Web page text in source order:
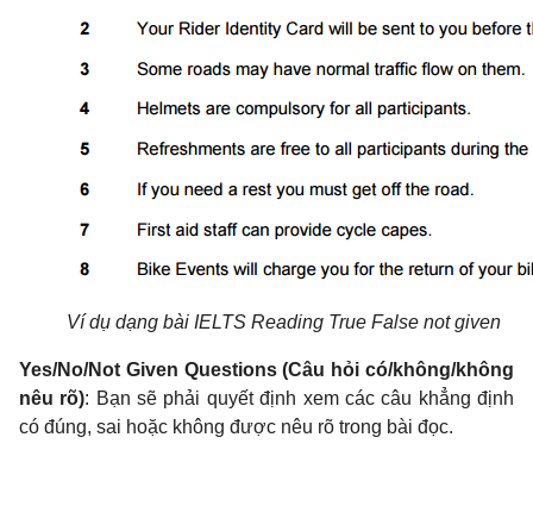
Ví dụ dạng bài IELTS Reading True False not given
Yes/No/Not Given Questions (Câu hỏi có/không/không
nêu rõ): Bạn sẽ phải quyết định xem các câu khẳng định
có đúng, sai hoặc không được nêu rõ trong bài đọc.